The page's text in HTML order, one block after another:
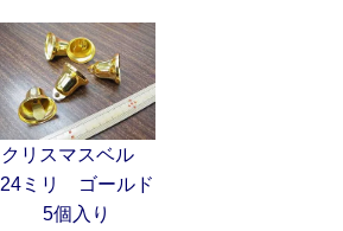
クリスマスベル
24ミリ ゴールド
5個入り